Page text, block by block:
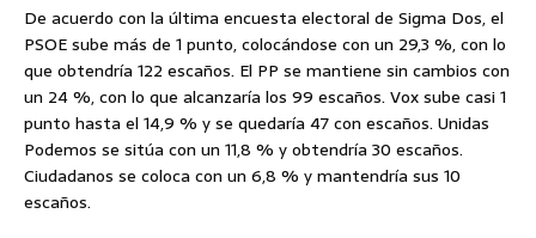
De acuerdo con la última encuesta electoral de Sigma Dos, el
PSOE sube más de 1 punto, colocándose con un 29,3 %, con lo
que obtendría 122 escaños. El PP se mantiene sin cambios con
un 24 %, con lo que alcanzaría los 99 escaños. Vox sube casi 1
punto hasta el 14,9 % y se quedaría 47 con escaños. Unidas
Podemos se sitúa con un 11,8 % y obtendría 30 escaños.
Ciudadanos se coloca con un 6,8 % y mantendría sus 10
escaños.